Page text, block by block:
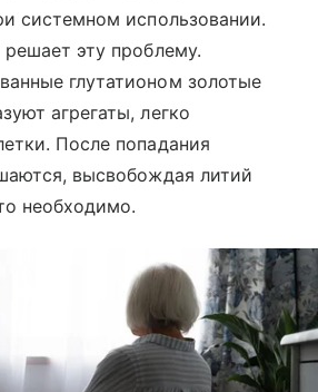
системном использовании.
эту проблему.
глутатионом золотые
агрегаты, легко
После попадания
высвобождая литий
необходимо.